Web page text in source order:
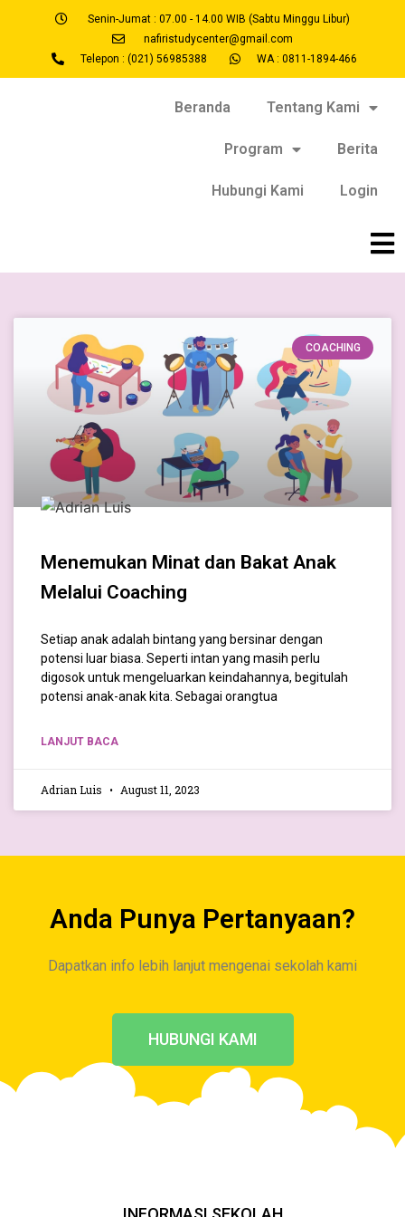
Senin-Jumat : 07.00 - 14.00 WIB (Sabtu Minggu Libur)
nafiristudycenter@gmail.com
Telepon : (021) 56985388
WA : 0811-1894-466
Beranda Tentang Kami
Program Berita
Hubungi Kami Login
COACHING
Menemukan Minat dan Bakat Anak
Melalui Coaching
Setiap anak adalah bintang yang bersinar dengan
potensi luar biasa. Seperti intan yang masih perlu
digosok untuk mengeluarkan keindahannya, begitulah
potensi anak-anak kita. Sebagai orangtua
LANJUT BACA
Adrian Luis August 11, 2023
Anda Punya Pertanyaan?
Dapatkan info lebih lanjut mengenai sekolah kami
HUBUNGI KAMI